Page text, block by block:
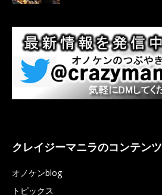
クレイジーマニラのコンテンツ
オノケンblog
トピックス